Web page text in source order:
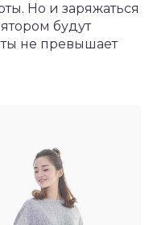
Но и заряжаться
будут
не превышает